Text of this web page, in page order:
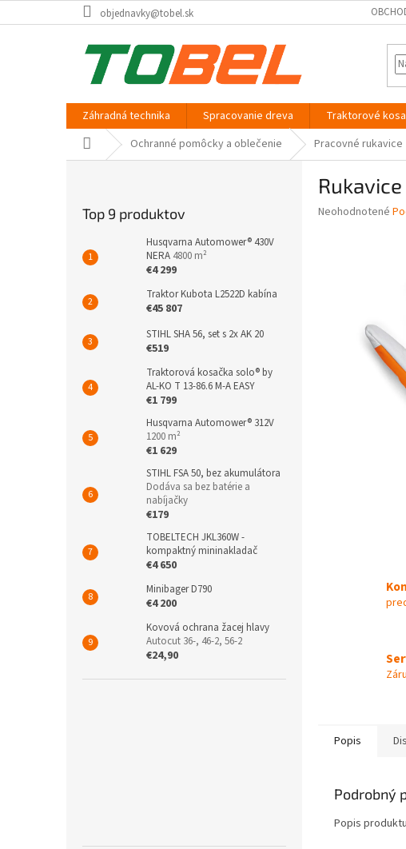
na
objednavky@tobel.sk
Záhradná technika Spracovanie dreva Traktorové
Domov Ochranné pomôcky a oblečenie Pracovné rukavice
Top 9 produktov
Husqvarna Automower® 430V
NERA 4800 m²
€4 299
Traktor Kubota L2522D kabína
€45 807
STIHL SHA 56, set s 2x AK 20
€519
Traktorová kosačka solo® by
AL-KO T 13-86.6 M-A EASY
€1 799
Husqvarna Automower® 312V
1200 m²
€1 629
STIHL FSA 50, bez akumulátora
Dodáva sa bez batérie a
nabíjačky
€179
TOBELTECH JKL360W -
kompaktný mininakladač
€4 650
Minibager D790
€4 200
Kovová ochrana žacej hlavy
Autocut 36-, 46-2, 56-2
€24,90
Priemerné
Neohodnotené
Popis
Podrobný
Popis